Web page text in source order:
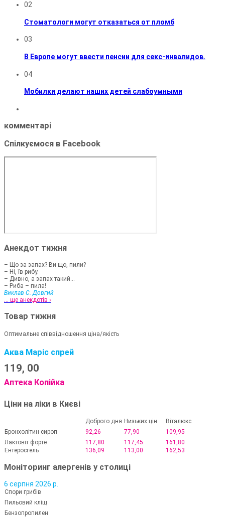
02
Стоматологи могут отказаться от пломб
03
В Европе могут ввести пенсии для секс-инвалидов.
04
Мобилки делают наших детей слабоумными
комментарі
Спілкуємося в Facebook
Анекдот тижня
– Що за запах? Ви що, пили?
– Ні, їв рибу.
– Дивно, а запах такий...
– Риба – пила!
Виклав С. Довгий
... ще анекдотів ›
Товар тижня
Оптимальне співвідношення ціна/якість
Аква Маріс спрей
119, 00
Аптека Копійка
Ціни на ліки в Києві
Доброго дня Низьких цін
Віталюкс
Бронхолітин сироп
92,26 77,90
109,95
Лактовіт форте
117,80 117,45
161,80
Ентеросгель
136,09 113,00 162,53
Моніторинг алергенів у столиці
6 серпня 2026 р.
Спори грибів
Пильовий кліщ
Бензопропилен